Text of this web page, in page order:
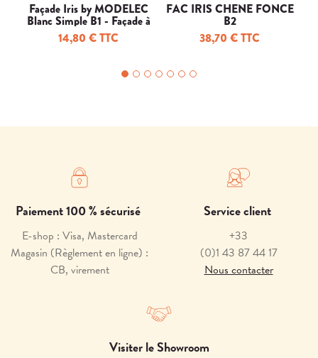
Façade Iris by MODELEC
Blanc Simple B1 - Façade à
clip.
14,80 € TTC
FAC IRIS CHENE FONCE
B2
38,70 € TTC
Paiement 100 % sécurisé
E-shop : Visa, Mastercard
Magasin (Règlement en ligne) :
CB, virement
Service client
+33
(0)1 43 87 44 17
Nous contacter
Visiter le Showroom